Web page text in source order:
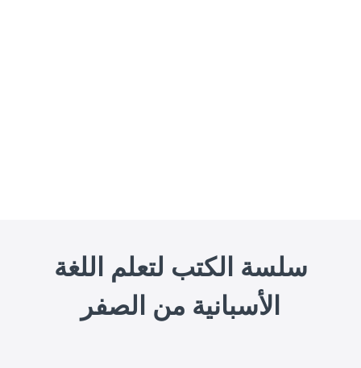
سلسة الكتب لتعلم اللغة
الأسبانية من الصفر